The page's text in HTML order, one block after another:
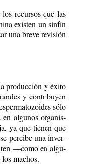
re­cur­sos que las
exis­ten un sin­fín
una bre­ve re­vi­sión
pro­duc­ción y éxi­to
y con­tri­bu­yen
só­lo
en al­gu­nos or­ga­nis­
ya que tie­nen que
per­ci­be una in­ver­
—co­mo en al­gu­
los ma­chos.